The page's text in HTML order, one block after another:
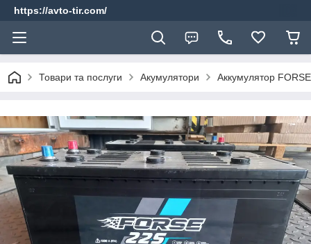
https://avto-tir.com/
Товари та послуги Акумулятори Аккумулятор